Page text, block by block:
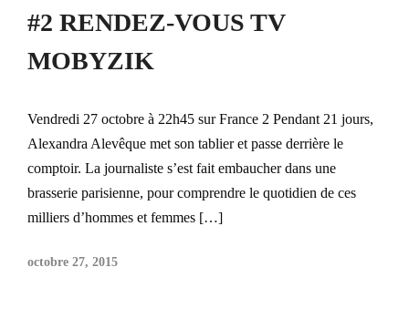
#2 RENDEZ-VOUS TV
MOBYZIK
Vendredi 27 octobre à 22h45 sur France 2 Pendant 21 jours,
Alexandra Alevêque met son tablier et passe derrière le
comptoir. La journaliste s’est fait embaucher dans une
brasserie parisienne, pour comprendre le quotidien de ces
milliers d’hommes et femmes […]
octobre 27, 2015